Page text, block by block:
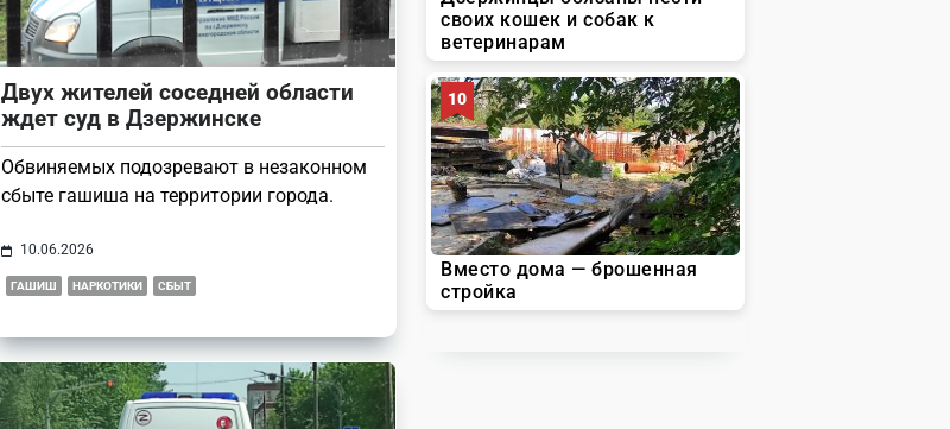
Двух жителей соседней области
ждет суд в Дзержинске
Обвиняемых подозревают в незаконном
сбыте гашиша на территории города.
10.06.2026
ГАШИШ НАРКОТИКИ СБЫТ